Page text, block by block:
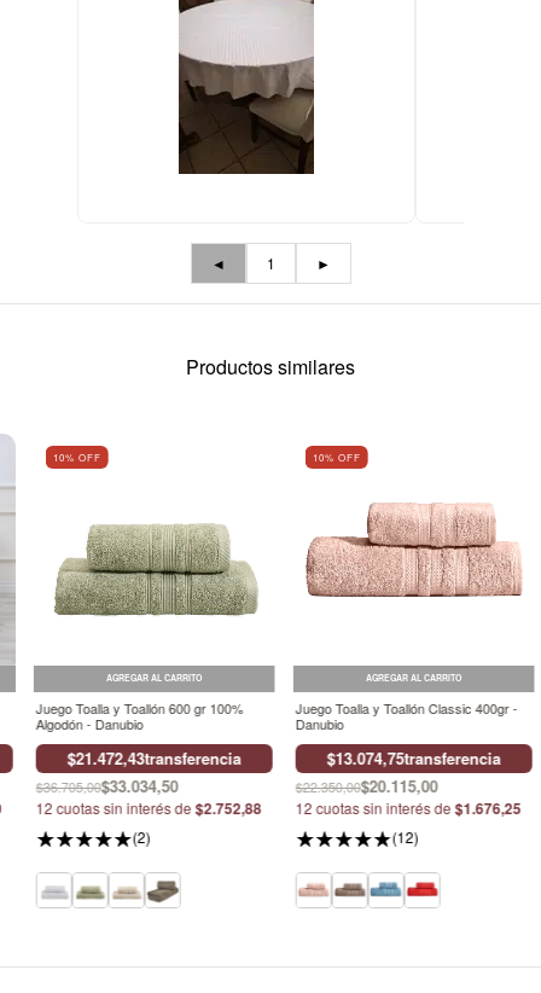
◄ 1 ►
Productos similares
10% OFF
AGREGAR AL CARRITO
Juego Toalla y Toallón 600 gr 100%
Algodón - Danubio
$21.472,43transferencia
$36.705,00$33.034,50
12 cuotas sin interés de$2.752,88
(2)
10% OFF
AGREGAR AL CARRITO
Juego Toalla y Toallón Classic 400gr -
Danubio
$13.074,75transferencia
$22.350,00$20.115,00
12 cuotas sin interés de$1.676,25
(12)